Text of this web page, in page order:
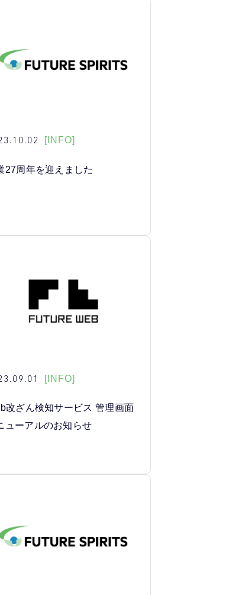
[INFO]
27周年を迎えました
[INFO]
改ざん検知サービス 管理画面
ューアルのお知らせ